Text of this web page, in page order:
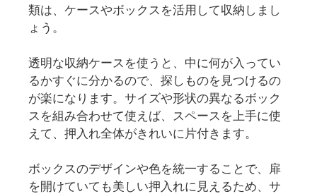
類は、ケースやボックスを活用して収納しまし
ょう。
透明な収納ケースを使うと、中に何が入ってい
るかすぐに分かるので、探しものを見つけるの
が楽になります。サイズや形状の異なるボック
スを組み合わせて使えば、スペースを上手に使
えて、押入れ全体がきれいに片付きます。
ボックスのデザインや色を統一することで、扉
を開けていても美しい押入れに見えるため、サ